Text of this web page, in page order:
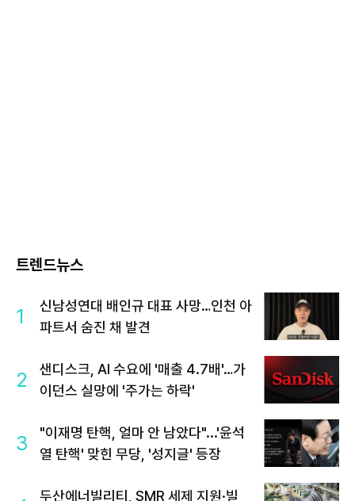
트렌드뉴스
1
신남성연대 배인규 대표 사망…인천 아
파트서 숨진 채 발견
2
샌디스크, AI 수요에 '매출 4.7배'…가
이던스 실망에 '주가는 하락'
3
"이재명 탄핵, 얼마 안 남았다"...'윤석
열 탄핵' 맞힌 무당, '성지글' 등장
두산에너빌리티, SMR 세제 지원·빌